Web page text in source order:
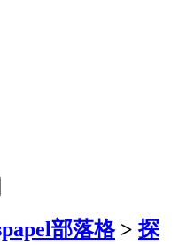
部落格> 探